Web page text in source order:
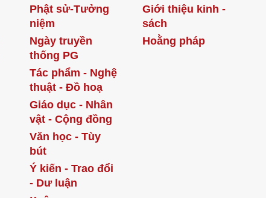
Phật sử-Tưởng
niệm
Ngày truyền
thống PG
Tác phẩm - Nghệ
thuật - Đồ hoạ
Giáo dục - Nhân
vật - Cộng đồng
Văn học - Tùy
bút
Ý kiến - Trao đổi
- Dư luận
Giới thiệu kinh -
sách
Hoằng pháp